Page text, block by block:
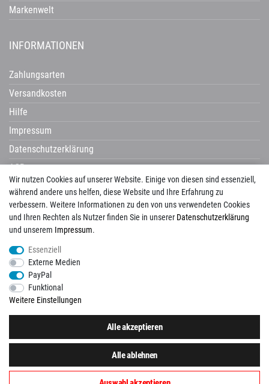
Wir nutzen Cookies auf unserer Website. Einige von diesen sind essenziell,
während andere uns helfen, diese Website und Ihre Erfahrung zu
verbessern. Weitere Informationen zu den von uns verwendeten Cookies
und Ihren Rechten als Nutzer finden Sie in unserer Daten­schutz­erklärung
und unserem Impressum.
Essenziell
Externe Medien
PayPal
Funktional
Weitere Einstellungen
Alle akzeptieren
Alle ablehnen
Markenwelt
INFORMATIONEN
Zahlungsarten
Versandkosten
Hilfe
Impressum
Datenschutzerklärung
AGB
Widerrufsrecht
Avenarius
Corpotherma
Del Conca
ermes aurelia
HSK
Imso KIS
Pecasa
Placke progetto baucer